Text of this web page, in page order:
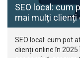
SEO local: cum
mai mulți clienți
SEO local: cum pot
clienți online în